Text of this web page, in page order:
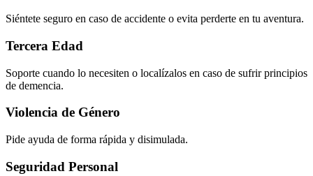
Siéntete seguro en caso de accidente o evita perderte en tu aventura.
Tercera Edad
Soporte cuando lo necesiten o localízalos en caso de sufrir principios
de demencia.
Violencia de Género
Pide ayuda de forma rápida y disimulada.
Seguridad Personal